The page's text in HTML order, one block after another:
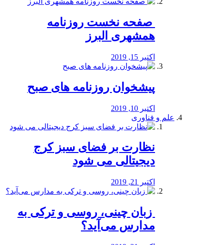
️ صفحه نخست روزنامه‌
همشهری البرز
اکتبر 15, 2019
پیشخوان روزنامه های صبح
اکتبر 10, 2019
علم و فناوری
نظارت بر فضای سبز کرج
دیجیتالی می شود
اکتبر 21, 2019
️ زبان چینی، روسی و ترکی به
مدارس می‌آید؟